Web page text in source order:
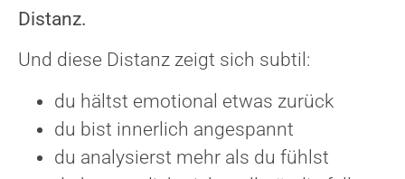
Distanz.
Und diese Distanz zeigt sich subtil:
du hältst emotional etwas zurück
du bist innerlich angespannt
du analysierst mehr als du fühlst